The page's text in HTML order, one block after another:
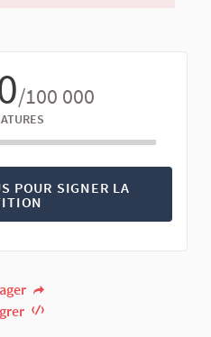
/100 000
POUR SIGNER LA